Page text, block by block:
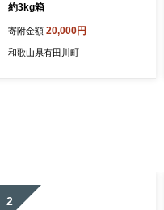
約3kg箱
寄附金額 20,000円
和歌山県有田川町
2